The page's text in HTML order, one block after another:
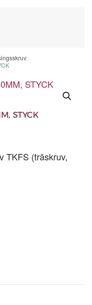
STYCK
TKFS (träskruv,